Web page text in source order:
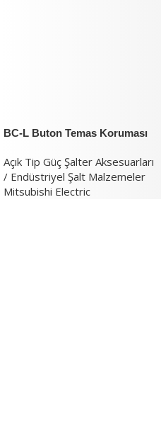
BC-L Buton Temas Koruması
Açık Tip Güç Şalter Aksesuarları
/ Endüstriyel Şalt Malzemeler
Mitsubishi Electric